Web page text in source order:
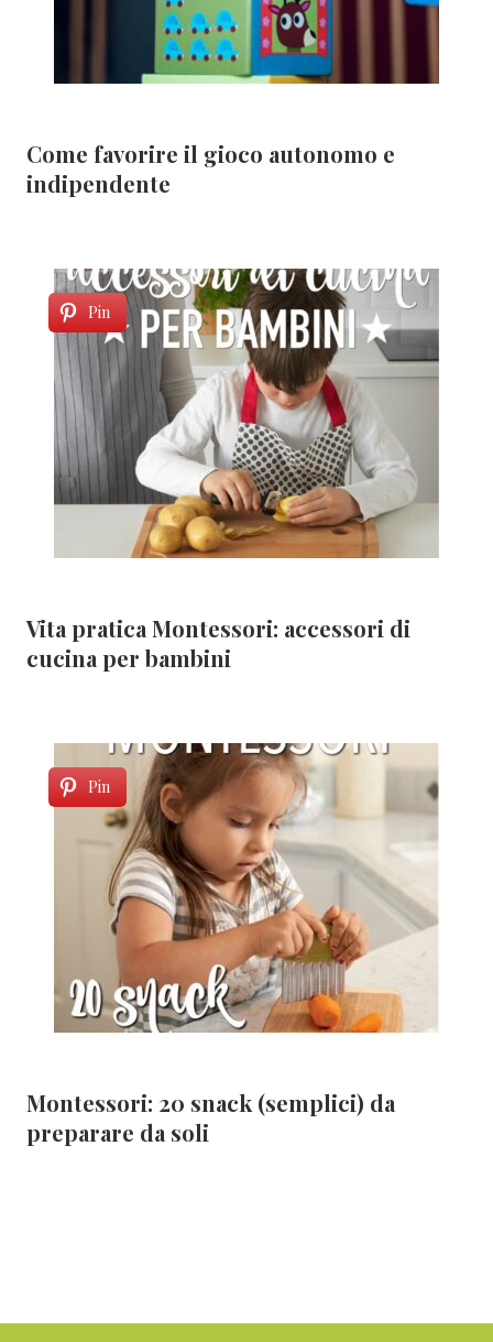
Come favorire il gioco autonomo e
indipendente
Pin
Vita pratica Montessori: accessori di
cucina per bambini
Pin
Montessori: 20 snack (semplici) da
preparare da soli